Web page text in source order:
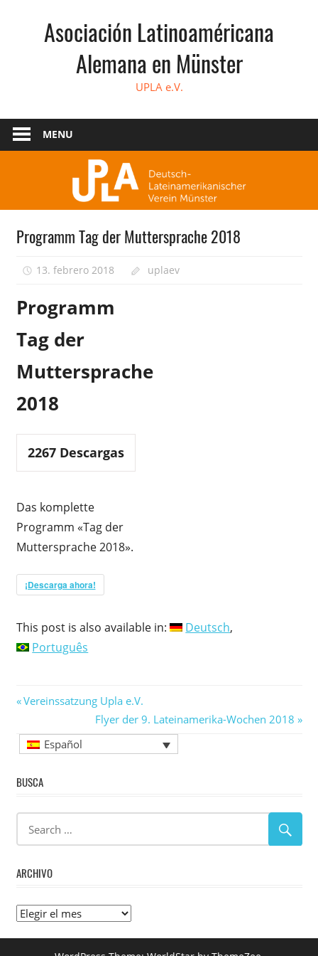
Asociación Latinoaméricana
Alemana en Münster
UPLA e.V.
MENU
Programm Tag der Muttersprache 2018
13. febrero 2018 uplaev
Programm
Tag der
Muttersprache
2018
2267Descargas
Das komplette
Programm «Tag der
Muttersprache 2018».
¡Descarga ahora!
This post is also available in:
Deutsch
Português
Navegación
de
entradas
Previous
Vereinssatzung Upla e.V.
Next
Post:
Flyer der 9. Lateinamerika-Wochen 2018
Español
BUSCA
ARCHIVO
Archivo